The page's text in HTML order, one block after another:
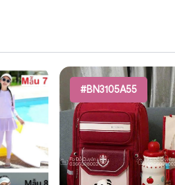
#BN3105A55